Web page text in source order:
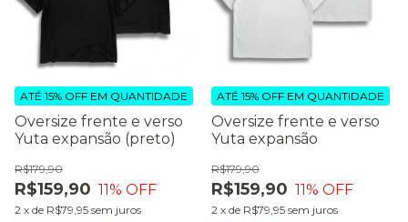
Oversize frente e verso
Yuta expansão (preto)
R$159,90
R$179,90
11% OFF
2 x de R$79,95 sem juros
ATÉ 15% OFF EM QUANTIDADE
Oversize frente e verso
Yuta expansão
R$159,90
R$179,90
11% OFF
2 x de R$79,95 sem juros
ATÉ 15% OFF EM QUANTIDADE